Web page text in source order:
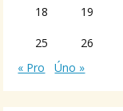
18 19
25 26
« Pro
Úno »